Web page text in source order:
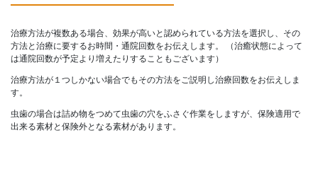
治療方法が複数ある場合、効果が高いと認められている方法を選択し、その
方法と治療に要するお時間・通院回数をお伝えします。 （治癒状態によって
は通院回数が予定より増えたりすることもございます）
治療方法が１つしかない場合でもその方法をご説明し治療回数をお伝えしま
す。
虫歯の場合は詰め物をつめて虫歯の穴をふさぐ作業をしますが、保険適用で
出来る素材と保険外となる素材があります。